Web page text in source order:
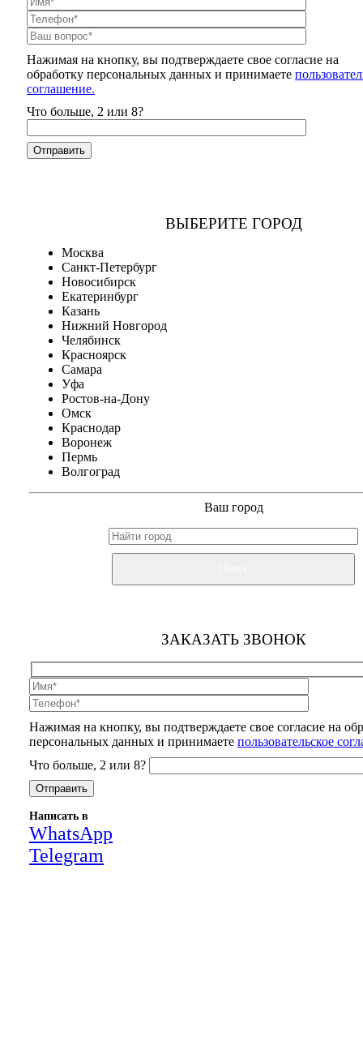
Нажимая на кнопку, вы подтверждаете свое согласие на
обработку персональных данных и принимаете
соглашение.
Что больше, 2 или 8?
ВЫБЕРИТЕ ГОРОД
Москва
Санкт-Петербург
Новосибирск
Екатеринбург
Казань
Нижний Новгород
Челябинск
Красноярск
Самара
Уфа
Ростов-на-Дону
Омск
Краснодар
Воронеж
Пермь
Волгоград
Ваш город
ЗАКАЗАТЬ ЗВОНОК
Нажимая на кнопку, вы подтверждаете свое согласие на
персональных данных и принимаете пользовательское
Что больше, 2 или 8?
Написать в
WhatsApp
Telegram